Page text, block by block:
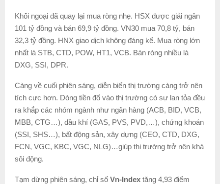
Khối ngoại đã quay lại mua ròng nhẹ. HSX được giải ngân
101 tỷ đồng và bán 69,9 tỷ đồng. VN30 mua 70,8 tỷ, bán
32,3 tỷ đồng. HNX giao dịch không đáng kể. Mua ròng lớn
nhất là STB, CTD, POW, HT1, VCB. Bán ròng nhiều là
DXG, SSI, DPR.
Càng về cuối phiên sáng, diễn biến thị trường càng trở nên
tích cực hơn. Dòng tiền đổ vào thị trường có sự lan tỏa đều
ra khắp các nhóm ngành như ngân hàng (ACB, BID, VCB,
MBB, CTG…), dầu khí (GAS, PVS, PVD,…), chứng khoán
(SSI, SHS…), bất động sản, xây dựng (CEO, CTD, DXG,
FCN, VGC, KBC, VGC, NLG)…giúp thị trường trở nên khá
sôi động.
Tạm dừng phiên sáng, chỉ số Vn-Index tăng 4,93 điểm